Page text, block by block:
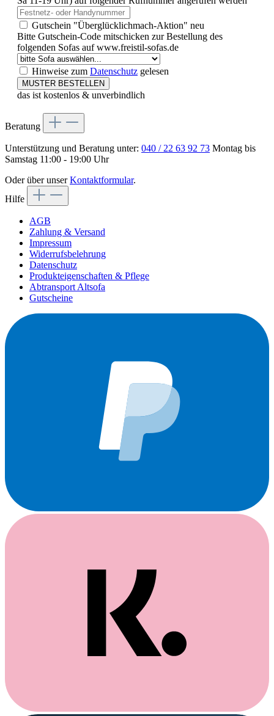
Gutschein "Überglücklichmach-Aktion" neu
Bitte Gutschein-Code mitschicken zur Bestellung des
folgenden Sofas auf www.freistil-sofas.de
Hinweise zum Datenschutz gelesen
MUSTER BESTELLEN
das ist kostenlos & unverbindlich
Beratung
Unterstützung und Beratung unter: 040 / 22 63 92 73 Montag bis
Samstag 11:00 - 19:00 Uhr
Oder über unserKontaktformular.
Hilfe
AGB
Zahlung & Versand
Impressum
Widerrufsbelehrung
Datenschutz
Produkteigenschaften & Pflege
Abtransport Altsofa
Gutscheine